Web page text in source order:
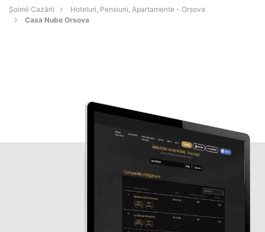
Șoimii Cazării
Hoteluri, Pensiuni, Apartamente - Orşova
Casa Nube Orsova